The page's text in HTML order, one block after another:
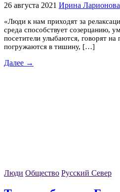
26 августа 2021 Ирина Ларионова
«Люди к нам приходят за
среда способствует созерцанию,
посетители улыбаются, говорят
погружаются в тишину, […]
Далее →
Люди Общество Русский Север